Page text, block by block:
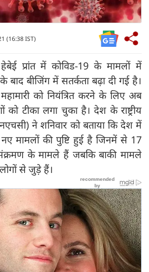
(16:38 IST)
प्रांत में कोविड-19 के मामलों में
बाद बीजिंग में सतर्कता बढ़ा दी गई है।
को नियंत्रित करने के लिए अब
टीका लगा चुका है। देश के राष्ट्रीय
ने शनिवार को बताया कि देश में
मामलों की पुष्टि हुई है जिनमें से 17
के मामले हैं जबकि बाकी मामले
से जुड़े हैं।